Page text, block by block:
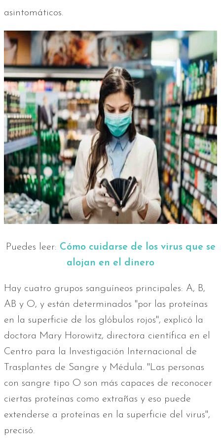
asintomáticos.
Puedes leer: Cómo cuidarse de los virus que se
alojan en el dinero
Hay cuatro grupos sanguíneos principales: A, B,
AB y O, y están determinados "por las proteínas
en la superficie de los glóbulos rojos'', explicó la
doctora Mary Horowitz, directora científica en el
Centro para la Investigación Internacional de
Trasplantes de Sangre y Médula. "Las personas
con sangre tipo O son más capaces de reconocer
ciertas proteínas como extrañas y eso puede
extenderse a proteínas en la superficie del virus",
precisó.